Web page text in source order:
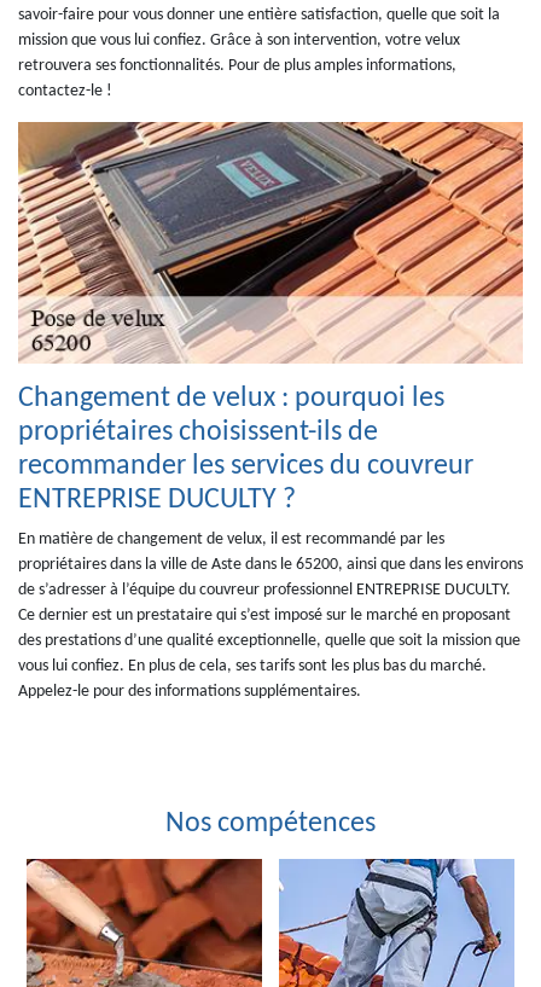
savoir-faire pour vous donner une entière satisfaction, quelle que soit la
mission que vous lui confiez. Grâce à son intervention, votre velux
retrouvera ses fonctionnalités. Pour de plus amples informations,
contactez-le !
Changement de velux : pourquoi les
propriétaires choisissent-ils de
recommander les services du couvreur
ENTREPRISE DUCULTY ?
En matière de changement de velux, il est recommandé par les
propriétaires dans la ville de Aste dans le 65200, ainsi que dans les environs
de s’adresser à l’équipe du couvreur professionnel ENTREPRISE DUCULTY.
Ce dernier est un prestataire qui s’est imposé sur le marché en proposant
des prestations d’une qualité exceptionnelle, quelle que soit la mission que
vous lui confiez. En plus de cela, ses tarifs sont les plus bas du marché.
Appelez-le pour des informations supplémentaires.
Nos compétences